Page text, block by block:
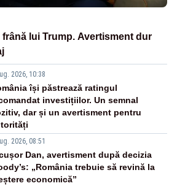
lui Trump. Avertisment dur
2026, 10:38
își păstrează ratingul
investițiilor. Un semnal
dar și un avertisment pentru
2026, 08:51
Dan, avertisment după decizia
„România trebuie să revină la
economică”